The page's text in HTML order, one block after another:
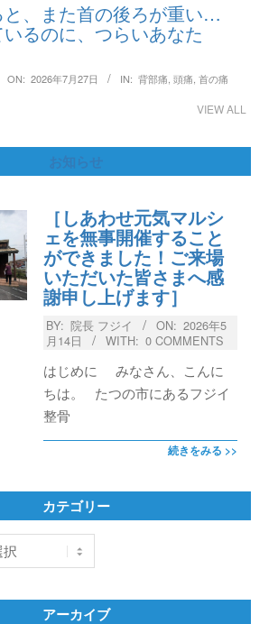
と、また首の後ろが重い…
るのに、つらいあなた
ON: 2026年7月27日 IN: 背部痛 頭痛 首の痛
VIEW ALL
お知らせ
［しあわせ元気マルシ
ェを無事開催すること
ができました！ご来場
いただいた皆さまへ感
謝申し上げます］
BY: 院長 フジイ ON: 2026年5
月14日
WITH: 0 COMMENTS
はじめに みなさん、こんに
ちは。 たつの市にあるフジイ
整骨
続きをみる >>
カテゴリー
アーカイブ